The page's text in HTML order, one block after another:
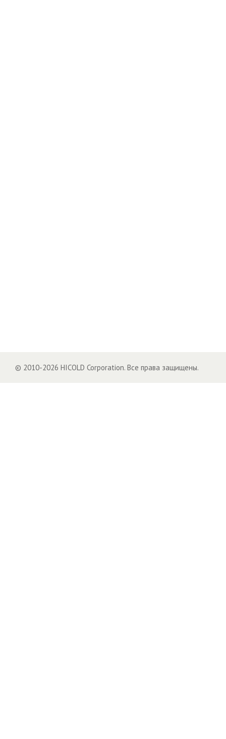
© 2010-2026 HICOLD Corporation. Все права защищены.